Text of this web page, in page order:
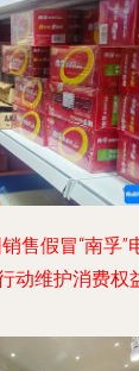
售假冒“南孚”
动维护消费权